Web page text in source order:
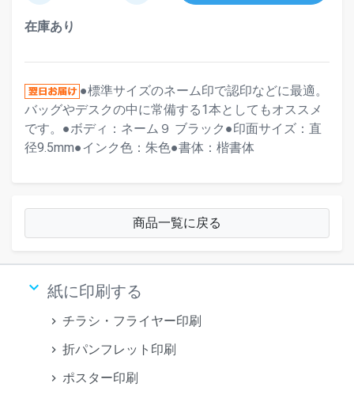
在庫あり
●標準サイズのネーム印で認印などに最適。
バッグやデスクの中に常備する1本としてもオススメ
です。●ボディ：ネーム９ ブラック●印面サイズ：直
径9.5mm●インク色：朱色●書体：楷書体
商品一覧に戻る
keyboard_arrow_down 紙に印刷する
チラシ・フライヤー印刷
折パンフレット印刷
ポスター印刷